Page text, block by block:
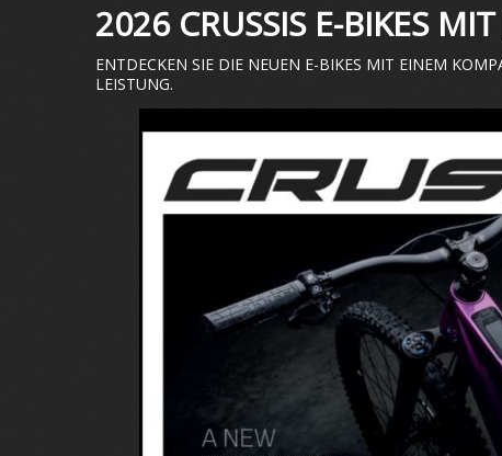
2026 CRUSSIS E-BIKES
ENTDECKEN SIE DIE NEUEN E-BIKES MIT EINEM
LEISTUNG.